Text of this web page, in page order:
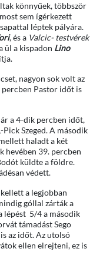
könnyűek, többször
sem ígérkezett
léptek pályára.
, és a Valcic- testvérek
ül a kispadon Lino
nagyon sok volt az
Pastor időt is
a 4-dik percben időt,
Szeged. A második
haladt a két
hevében 39. percben
küldte a földre.
védett.
a legjobban
góllal zárták a
lépést 5/4 a második
támadást Sego
az időt. Az utolsó
ellen elrejteni, ez is